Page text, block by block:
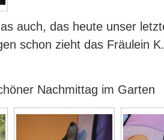
auch, das heute unser
schon zieht das Fräulein
Nachmittag im Garten